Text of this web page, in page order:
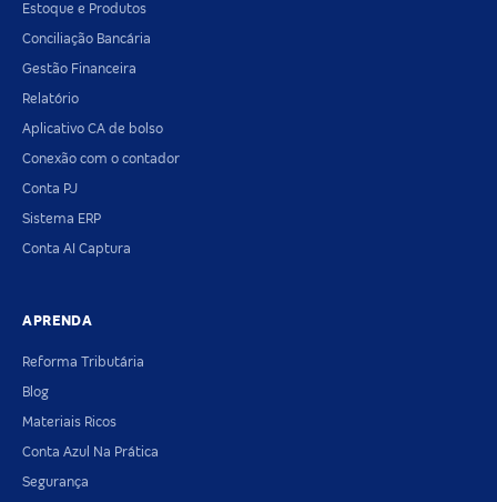
Estoque e Produtos
Conciliação Bancária
Gestão Financeira
Relatório
Aplicativo CA de bolso
Conexão com o contador
Conta PJ
Sistema ERP
Conta AI Captura
APRENDA
Reforma Tributária
Blog
Materiais Ricos
Conta Azul Na Prática
Segurança